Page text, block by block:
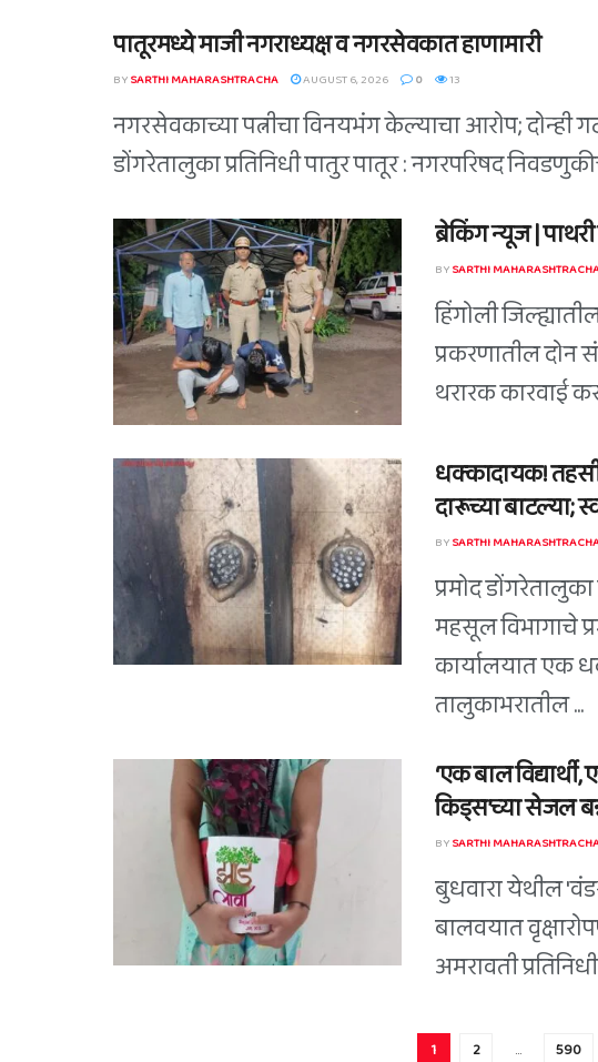
पातूरमध्ये माजी नगराध्यक्ष व नगरसेवकात हाणामारी
BYSARTHI MAHARASHTRACHA AUGUST 6, 2026 0 13
नगरसेवकाच्या पत्नीचा विनयभंग केल्याचा आरोप; दोन्ही
डोंगरेतालुका प्रतिनिधी पातुर पातूर : नगरपरिषद
ब्रेकिंग न्यूज |
BYSARTHI
हिंगोली
प्रकरणातील दोन
थरारक कारवाई
धक्कादायक!
दारूच्या बाटल्या;
BYSARTHI
प्रमोद
महसूल विभागाचे
कार्यालयात एक
तालुकाभरातील ...
‘एक बाल
किड्स’च्या सेजल
BYSARTHI
बुधवारा येथील
बालवयात
अमरावती
1 2 … 590